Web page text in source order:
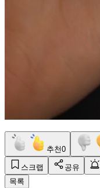
추천0
스크랩 공유
목록